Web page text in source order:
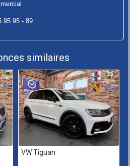
95 95 - 89
similaires
VW Tiguan